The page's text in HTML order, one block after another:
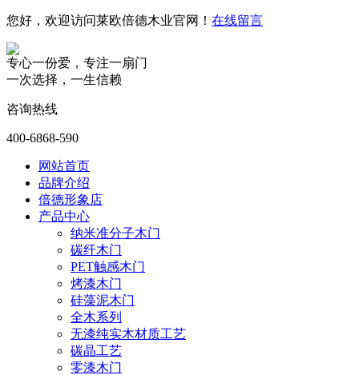
您好，欢迎访问莱欧倍德木业官网！ 在线留言
专心一份爱，专注一扇门
一次选择，一生信赖
咨询热线
400-6868-590
网站首页
品牌介绍
倍德形象店
产品中心
纳米准分子木门
碳纤木门
PET触感木门
烤漆木门
硅藻泥木门
全木系列
无漆纯实木材质工艺
碳晶工艺
零漆木门